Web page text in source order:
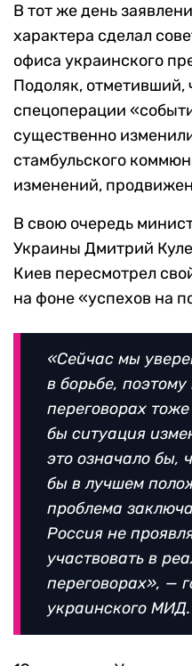
В тот же день
характера сделал
офиса украинского
Подоляк, отметивший,
спецоперации «
существенно
стамбульского
изменений,
В свою очередь
Украины Дмитрий
Киев пересмотрел
на фоне «успехов на
«Сейчас мы
в борьбе,
переговорах
бы ситуация
это означало бы,
бы в лучшем
проблема
Россия не
участвовать в
переговорах», —
украинского МИД.